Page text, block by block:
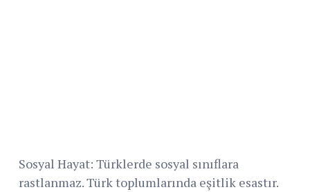
Sosyal Hayat: Türklerde sosyal sınıflara
rastlanmaz. Türk toplumlarında eşitlik esastır.